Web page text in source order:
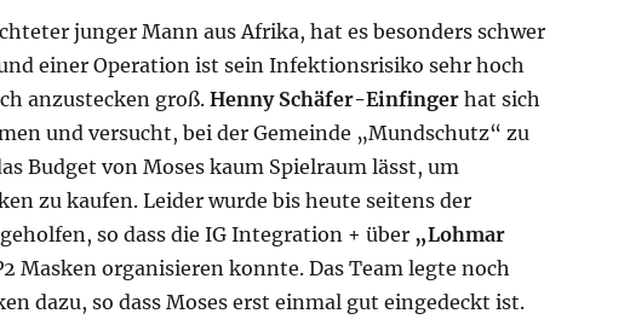
junger Mann aus Afrika, hat es besonders schwer
einer Operation ist sein Infektionsrisiko sehr hoch
anzustecken groß. Henny Schäfer-Einfingerhat sich
und versucht, bei der Gemeinde „Mundschutz“ zu
Budget von Moses kaum Spielraum lässt, um
zu kaufen. Leider wurde bis heute seitens der
so dass die IG Integration + über „Lohmar
Masken organisieren konnte. Das Team legte noch
dazu, so dass Moses erst einmal gut eingedeckt ist.